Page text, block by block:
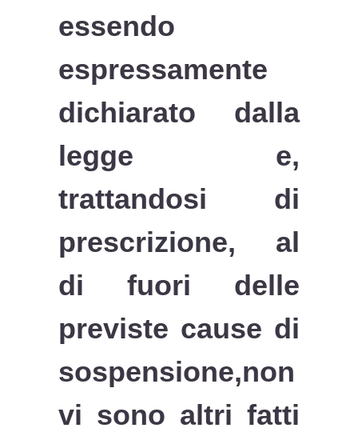
essendo
espressamente
dichiarato dalla
legge e,
trattandosi di
prescrizione, al
di fuori delle
previste cause di
sospensione,non
vi sono altri fatti